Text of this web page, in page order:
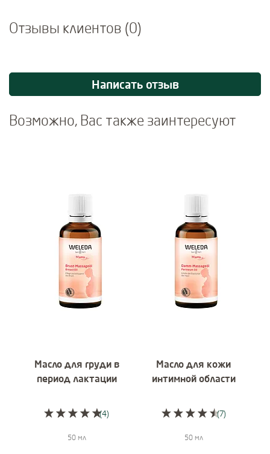
Отзывы клиентов (0)
Написать отзыв
Возможно, Вас также заинтересуют
Подробнее:
Масло для груди в
период лактации
(4)
Current rating: 5 out of 5 stars rated by 4 customers
50 мл
Подробнее:
Масло для кожи
интимной области
(7)
Current rating: 4,7
50 мл